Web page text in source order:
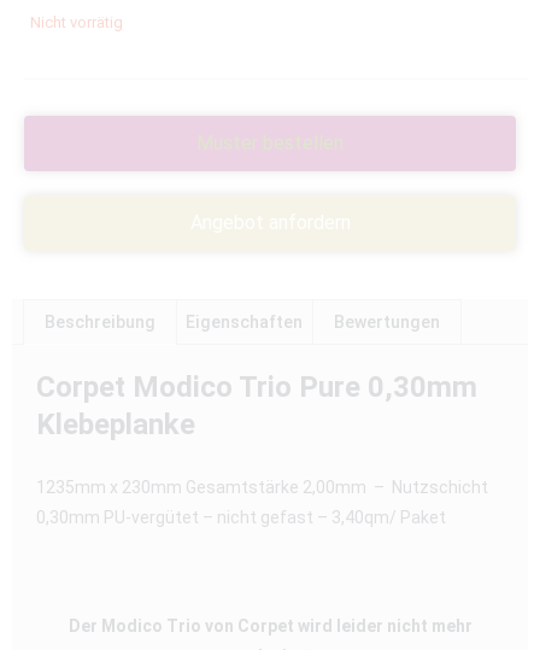
Nicht vorrätig
Beschreibung Eigenschaften Bewertungen
Corpet Modico Trio Pure 0,30mm
Klebeplanke
1235mm x 230mm Gesamtstärke 2,00mm – Nutzschicht
0,30mm PU-vergütet – nicht gefast – 3,40qm/ Paket
Der Modico Trio von Corpet wird leider nicht mehr